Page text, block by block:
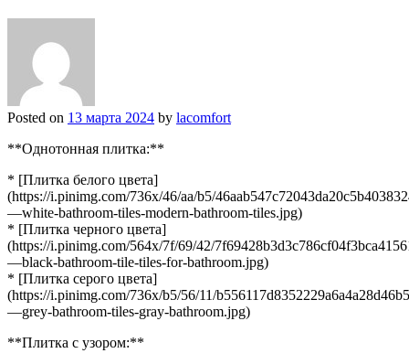
Posted on 13 марта 2024 by lacomfort
**Однотонная плитка:**
* [Плитка белого цвета]
(https://i.pinimg.com/736x/46/aa/b5/
—white-bathroom-tiles-modern-bathroom-tiles.jpg)
* [Плитка черного цвета]
(https://i.pinimg.com/564x/7f/69/42/
—black-bathroom-tile-tiles-for-bathroom.jpg)
* [Плитка серого цвета]
(https://i.pinimg.com/736x/b5/56/11/
—grey-bathroom-tiles-gray-bathroom.jpg)
**Плитка с узором:**